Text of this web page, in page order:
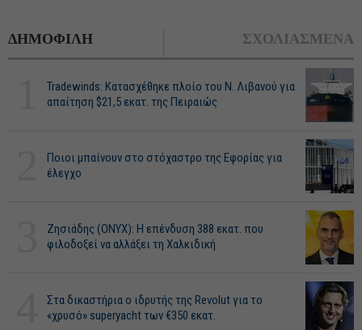
ΔΗΜΟΦΙΛΗ ΣΧΟΛΙΑΣΜΕΝΑ
Tradewinds: Κατασχέθηκε πλοίο του Ν. Λιβανού για
απαίτηση $21,5 εκατ. της Πειραιώς
Ποιοι μπαίνουν στο στόχαστρο της Εφορίας για
έλεγχο
Ζησιάδης (ONYX): Η επένδυση 388 εκατ. που
φιλοδοξεί να αλλάξει τη Χαλκιδική
Στα δικαστήρια ο ιδρυτής της Revolut για το
«χρυσό» superyacht των €350 εκατ.